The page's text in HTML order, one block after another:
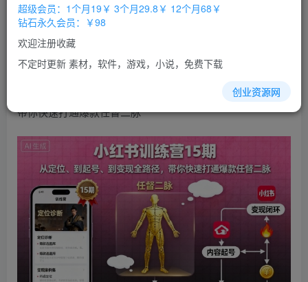
立即购买
您当前未登录！建议登陆后购买，办理会员包月更省钱，可保存购
、到起号、到变现全路径，
带你快速打通爆款任督二脉
超级会员：1个月19￥ 3个月29.8￥ 12个月68￥
钻石永久会员：￥98
欢迎注册收藏
不定时更新 素材，软件，游戏，小说，免费下载
创业资源网